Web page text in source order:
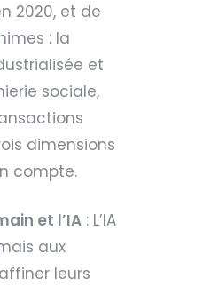
2020, et de
: la
et
sociale,
dimensions
compte.
et l’IA : L’IA
aux
leurs